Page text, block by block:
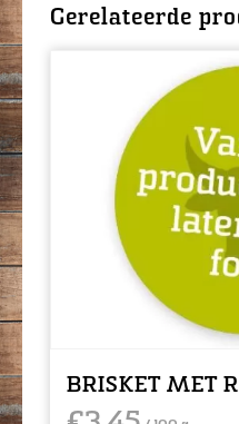
Gerelateerde
BRISKET MET